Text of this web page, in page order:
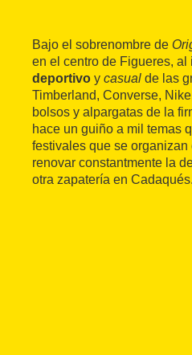
Bajo el sobrenombre de
en el centro de Figueres,
deportivo y casual de las
Timberland, Converse,
bolsos y alpargatas de la
hace un guiño a mil temas
festivales que se
renovar constantmente la
otra zapatería en Cadaqués.